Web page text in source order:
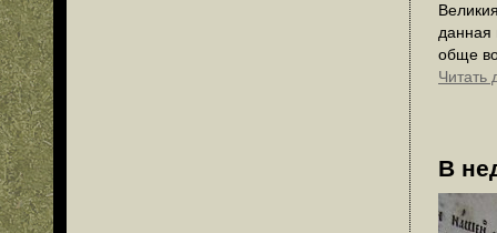
данная
обще
Читать
В